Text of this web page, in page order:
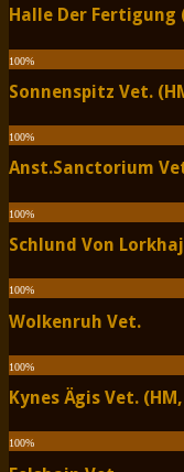
Halle Der Fertigung
100%
Sonnenspitz Vet.
100%
Anst.Sanctorium
100%
Schlund Von
100%
Wolkenruh Vet.
100%
Kynes Ägis Vet.
100%